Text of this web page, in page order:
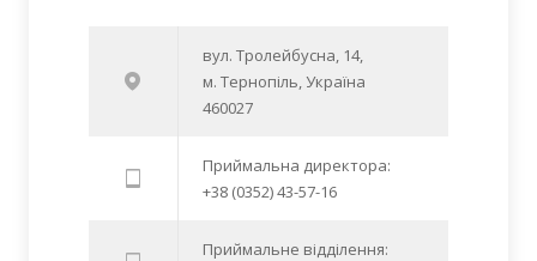
вул. Тролейбусна, 14,
м. Тернопіль, Україна
460027
Приймальна директора:
+38 (0352) 43-57-16
Приймальне відділення: